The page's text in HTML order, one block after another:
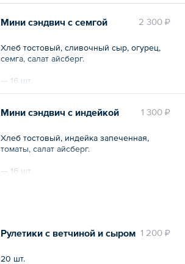
2 300 ₽
Мини сэндвич с семгой
Хлеб тостовый, сливочный сыр, огурец,
семга, салат айсберг.
— 16 шт.
1 300 ₽
Мини сэндвич с индейкой
Хлеб тостовый, индейка запеченная,
томаты, салат айсберг.
— 16 шт.
1 200 ₽
Рулетики с ветчиной и сыром
20 шт.